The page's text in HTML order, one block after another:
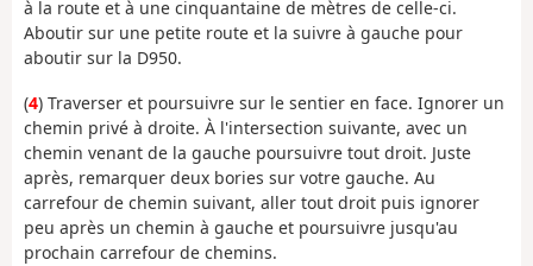
à la route et à une cinquantaine de mètres de celle-ci.
Aboutir sur une petite route et la suivre à gauche pour
aboutir sur la D950.
(4) Traverser et poursuivre sur le sentier en face. Ignorer un
chemin privé à droite. À l'intersection suivante, avec un
chemin venant de la gauche poursuivre tout droit. Juste
après, remarquer deux bories sur votre gauche. Au
carrefour de chemin suivant, aller tout droit puis ignorer
peu après un chemin à gauche et poursuivre jusqu'au
prochain carrefour de chemins.